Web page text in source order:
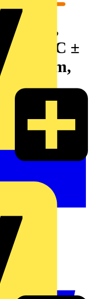
White,
24 V DC ±
1329 lm,
M12